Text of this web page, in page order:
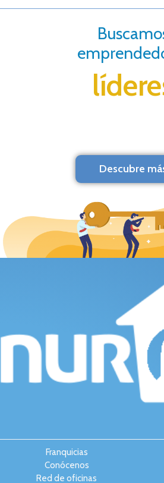
Descubre
Franquicias
Conócenos
Red de oficinas